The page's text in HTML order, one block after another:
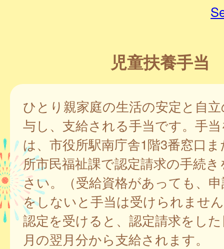
児童扶養手当
ひとり親家庭の生活の安定と自
与し、支給される手当です。手
は、市役所駅南庁舎1階3番窓口
所市民福祉課で認定請求の手続
さい。（受給資格があっても、
をしないと手当は受けられませ
認定を受けると、認定請求をし
月の翌月分から支給されます。